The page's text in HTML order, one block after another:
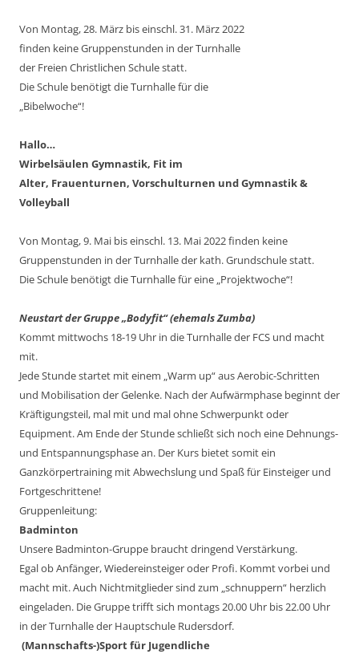
Von Montag, 28. März bis einschl. 31. März 2022
finden keine Gruppenstunden in der Turnhalle
der Freien Christlichen Schule statt.
Die Schule benötigt die Turnhalle für die
„Bibelwoche“!
Hallo…
Wirbelsäulen Gymnastik, Fit im
Alter, Frauenturnen, Vorschulturnen undGymnastik &
Volleyball
Von Montag, 9. Mai bis einschl. 13. Mai 2022 finden keine
Gruppenstunden in der Turnhalle der kath. Grundschule statt.
Die Schule benötigt die Turnhalle für eine „Projektwoche“!
Neustart der Gruppe „Bodyfit“ (ehemals Zumba)
Kommt mittwochs 18-19 Uhr in die Turnhalle der FCS und macht
mit.
Jede Stunde startet mit einem „Warm up“ aus Aerobic-Schritten
und Mobilisation der Gelenke. Nach der Aufwärmphase beginnt der
Kräftigungsteil, mal mit und mal ohne Schwerpunkt oder
Equipment. Am Ende der Stunde schließt sich noch eine Dehnungs-
und Entspannungsphase an. Der Kurs bietet somit ein
Ganzkörpertraining mit Abwechslung und Spaß für Einsteiger und
Fortgeschrittene!
Gruppenleitung:
Badminton
Unsere Badminton-Gruppe braucht dringend Verstärkung.
Egal ob Anfänger, Wiedereinsteiger oder Profi. Kommt vorbei und
macht mit. Auch Nichtmitglieder sind zum „schnuppern“ herzlich
eingeladen. Die Gruppe trifft sich montags 20.00 Uhr bis 22.00 Uhr
in der Turnhalle der Hauptschule Rudersdorf.
(Mannschafts-)Sport für Jugendliche